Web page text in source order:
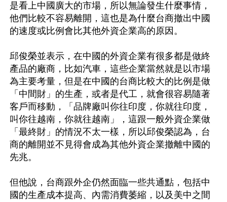
是看上中國廣大的市場，所以無論發生什麼事情，
他們比較不容易離開，這也是為什麼台商撤出中國
的速度或比例會比其他外資企業高的原因。
邱俊榮並表示，在中國的外資企業有很多都是做終
產品的廠商，比如汽車，這些企業當然就是以市場
為主要考量，但是在中國的台商比較大的比例是做
「中間財」的生產，或者是代工，就會很容易隨著
客戶而移動，「品牌廠叫你往印度，你就往印度，
叫你往越南，你就往越南」，這跟一般外資企業做
「最終財」的情況不太一樣，所以邱俊榮認為，台
商的離開並不見得會成為其他外資企業撤離中國的
先兆。
但他說，台商跟外企仍然面臨一些共通點，包括中
國的生產成本提高、內需消費萎縮，以及美中之間